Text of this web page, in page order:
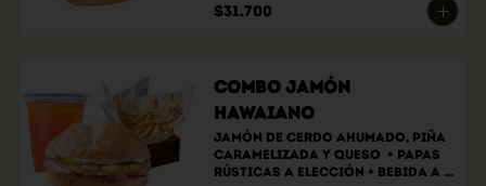
$31.700
Combo Jamón
Hawaiano
Jamón de cerdo ahumado, piña
caramelizada y queso  + papas
rústicas a elección + bebida a